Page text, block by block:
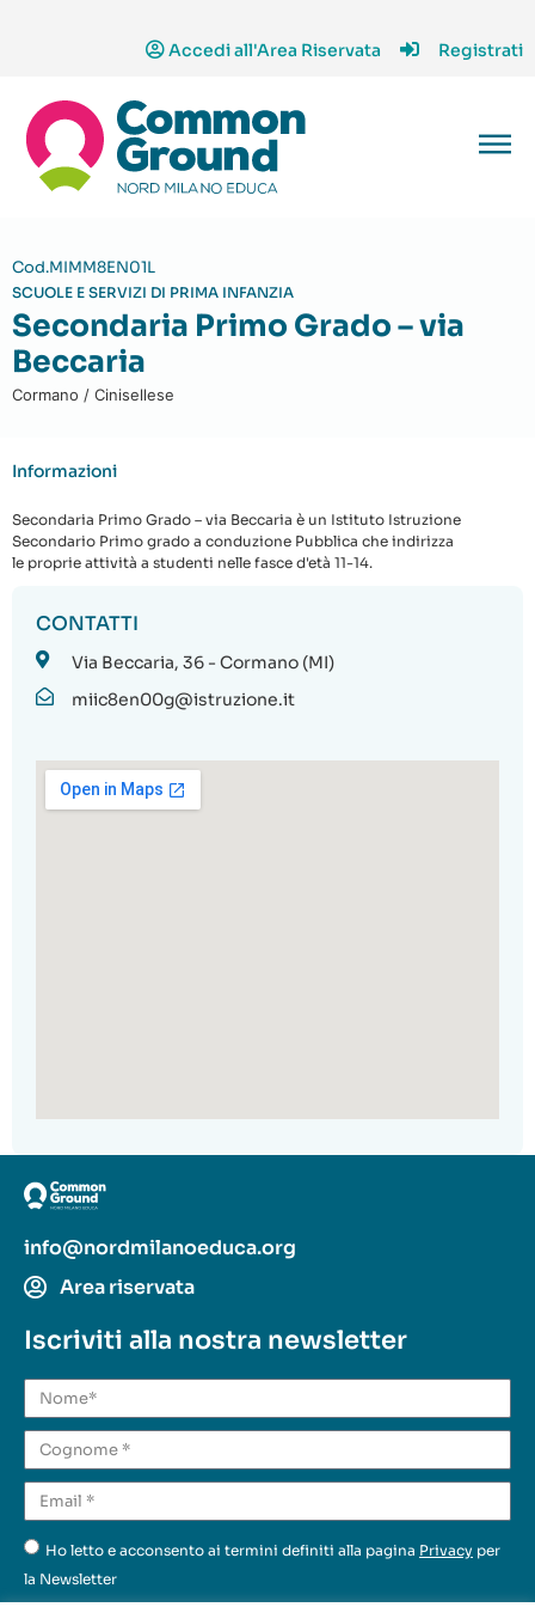
Accedi all'Area Riservata Registrati
Cod.MIMM8EN01L
SCUOLE E SERVIZI DI PRIMA INFANZIA
Secondaria Primo Grado – via
Beccaria
Cormano / Cinisellese
Informazioni
Secondaria Primo Grado – via Beccaria è un Istituto Istruzione
Secondario Primo grado a conduzione Pubblica che indirizza
le proprie attività a studenti nelle fasce d'età 11-14.
CONTATTI
Via Beccaria, 36 - Cormano (MI)
miic8en00g@istruzione.it
info@nordmilanoeduca.org
Area riservata
Iscriviti alla nostra newsletter
Ho letto e acconsento ai termini definiti alla pagina Privacy per
la Newsletter